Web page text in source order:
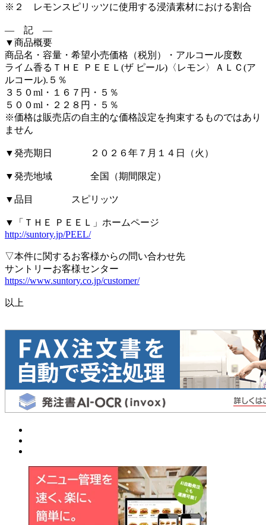
※２ レモンスピリッツに使用する浸漬素材における割合
― 記 ―
▼商品概要
商品名・容量・希望小売価格（税別）・アルコール度数
ライム香るＴＨＥ ＰＥＥＬ(ザ ピール)〈レモン〉ＡＬＣ(ア
ルコール).５％
３５０ml・１６７円・５％
５００ml・２２８円・５％
※価格は販売店の自主的な価格設定を拘束するものではあり
ません
▼発売期日 ２０２６年７月１４日（火）
▼発売地域 全国（期間限定）
▼品目 スピリッツ
▼「ＴＨＥ ＰＥＥＬ」ホームページ
http://suntory.jp/PEEL/
▽本件に関するお客様からの問い合わせ先
サントリーお客様センター
https://www.suntory.co.jp/customer/
以上